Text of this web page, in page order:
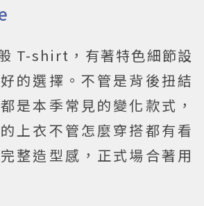
T-shirt，有著特色細節設
的選擇。不管是背後扭結
是本季常見的變化款式，
上衣不管怎麼穿搭都有看
整造型感，正式場合著用